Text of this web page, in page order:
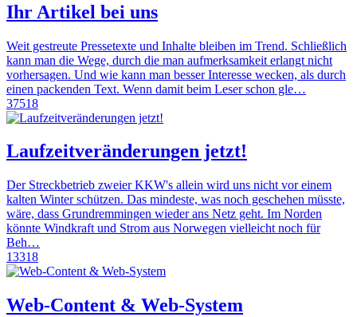
Ihr Artikel bei uns
Weit gestreute Pressetexte und Inhalte bleiben im Trend. Schließlich
kann man die Wege, durch die man aufmerksamkeit erlangt nicht
vorhersagen. Und wie kann man besser Interesse wecken, als durch
einen packenden Text. Wenn damit beim Leser schon gle…
37518
Laufzeitveränderungen jetzt!
Der Streckbetrieb zweier KKW's allein wird uns nicht vor einem
kalten Winter schützen. Das mindeste, was noch geschehen müsste,
wäre, dass Grundremmingen wieder ans Netz geht. Im Norden
könnte Windkraft und Strom aus Norwegen vielleicht noch für
Beh…
13318
Web-Content & Web-System